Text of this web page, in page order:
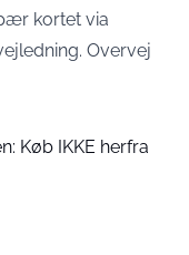
kortet via
Overvej
Køb IKKE herfra